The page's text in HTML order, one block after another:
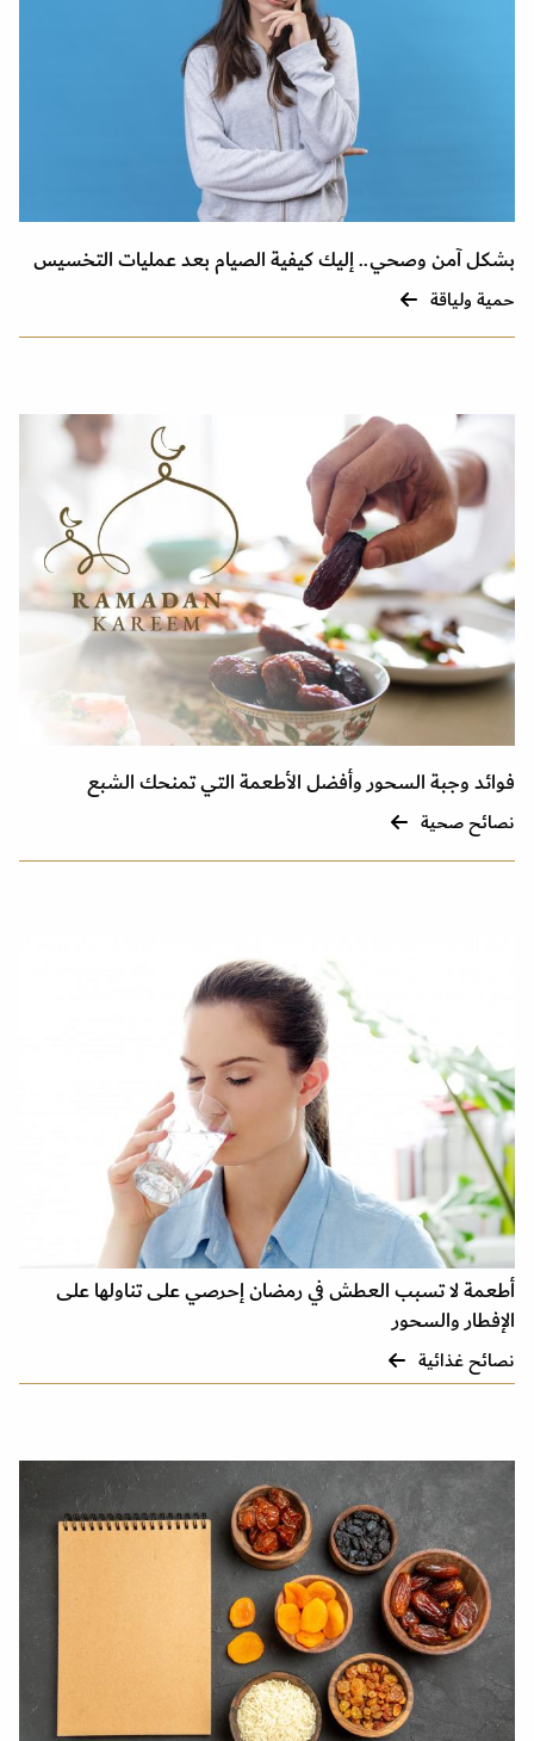
بشكل آمن وصحي.. إليك كيفية الصيام بعد عمليات التخسيس
حمية ولياقة
فوائد وجبة السحور وأفضل الأطعمة التي تمنحك الشبع
نصائح صحية
أطعمة لا تسبب العطش في رمضان إحرصي على تناولها على
الإفطار والسحور
نصائح غذائية